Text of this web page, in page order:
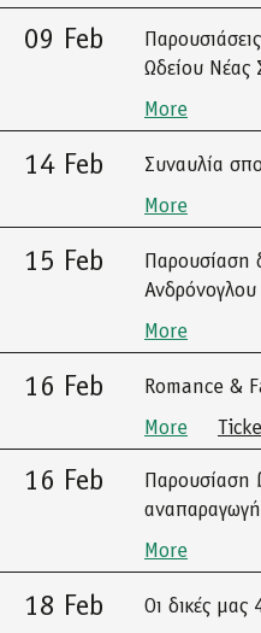
09 Feb
Ωδείου Νέας
More
14 Feb
Συναυλία
More
15 Feb
Παρουσίαση
Ανδρόνογλου
More
16 Feb
Romance &
More
16 Feb
Παρουσίαση
αναπαραγωγή
More
18 Feb
Οι δικές μας